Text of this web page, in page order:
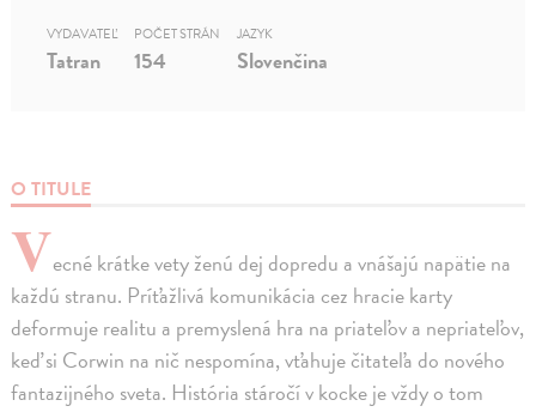
O TITULE
Vecné krátke vety ženú dej dopredu a vnášajú napätie na
každú stranu. Príťažlivá komunikácia cez hracie karty
deformuje realitu a premyslená hra na priateľov a nepriateľov,
keď si Corwin na nič nespomína, vťahuje čitateľa do nového
fantazijného sveta. História stáročí v kocke je vždy o tom
VYDAVATEĽ
Tatran
POČET STRÁN
154
JAZYK
Slovenčina